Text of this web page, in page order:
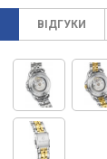
ВІДГУКИ